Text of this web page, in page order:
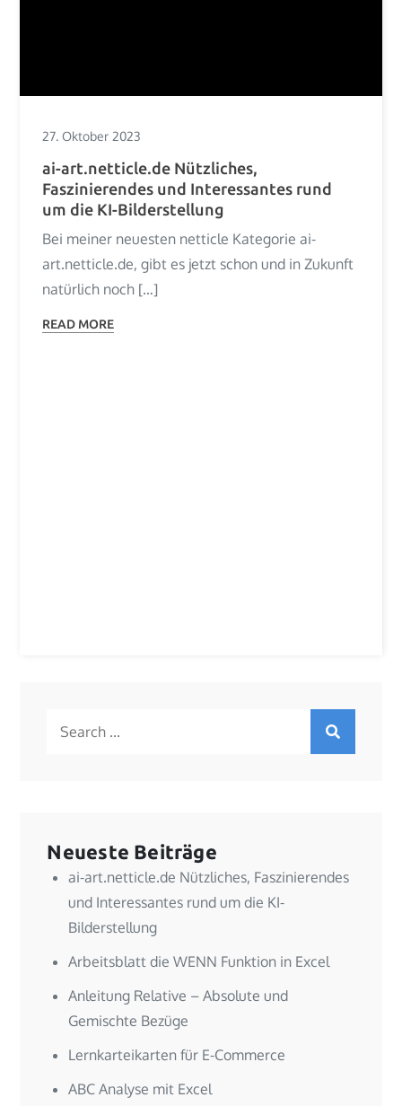
27. Oktober 2023
ai-art.netticle.de Nützliches,
Faszinierendes und Interessantes rund
um die KI-Bilderstellung
Bei meiner neuesten netticle Kategorie ai-
art.netticle.de, gibt es jetzt schon und in Zukunft
natürlich noch […]
READ MORE
Neueste Beiträge
ai-art.netticle.de Nützliches, Faszinierendes
und Interessantes rund um die KI-
Bilderstellung
Arbeitsblatt die WENN Funktion in Excel
Anleitung Relative – Absolute und
Gemischte Bezüge
Lernkarteikarten für E-Commerce
ABC Analyse mit Excel